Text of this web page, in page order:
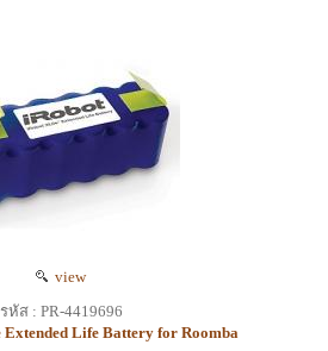
view
รหัส : PR-4419696
Extended Life Battery for Roomba